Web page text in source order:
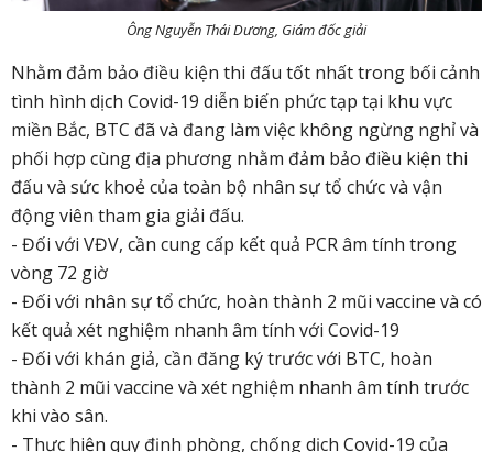
Ông Nguyễn Thái Dương, Giám đốc giải
Nhằm đảm bảo điều kiện thi đấu tốt nhất trong bối cảnh
tình hình dịch Covid-19 diễn biến phức tạp tại khu vực
miền Bắc, BTC đã và đang làm việc không ngừng nghỉ và
phối hợp cùng địa phương nhằm đảm bảo điều kiện thi
đấu và sức khoẻ của toàn bộ nhân sự tổ chức và vận
động viên tham gia giải đấu.
- Đối với VĐV, cần cung cấp kết quả PCR âm tính trong
vòng 72 giờ
- Đối với nhân sự tổ chức, hoàn thành 2 mũi vaccine và có
kết quả xét nghiệm nhanh âm tính với Covid-19
- Đối với khán giả, cần đăng ký trước với BTC, hoàn
thành 2 mũi vaccine và xét nghiệm nhanh âm tính trước
khi vào sân.
- Thực hiện quy định phòng, chống dịch Covid-19 của